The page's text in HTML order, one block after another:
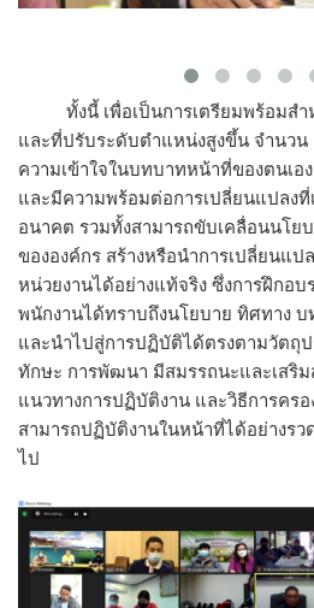
ทั้งนี้ เพื่อเป็นการเตรียมพร้อมสำ
และที่ปรับระดับตำแหน่งสูงขึ้น จำนวน
ความเข้าใจในบทบาทหน้าที่ของตนเ
และมีความพร้อมต่อการเปลี่ยนแปลง
อนาคต รวมทั้งสามารถขับเคลื่อนนโย
ขององค์กร สร้างหรือนำการเปลี่ยนแป
หน่วยงานได้อย่างแท้จริง ซึ่งการฝึกอ
พนักงานได้ทราบถึงนโยบาย ทิศทาง
และนำไปสู่การปฏิบัติได้ตรงตามวัตถุป
ทักษะ การพัฒนา มีสมรรถนะและเสริม
แนวทางการปฏิบัติงาน และวิธีการคร
สามารถปฏิบัติงานในหน้าที่ได้อย่างรว
ไป